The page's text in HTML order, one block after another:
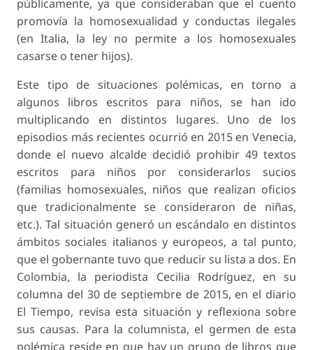
públicamente, ya que consideraban que el cuento
promovía la homosexualidad y conductas ilegales
(en Italia, la ley no permite a los homosexuales
casarse o tener hijos).
Este tipo de situaciones polémicas, en torno a
algunos libros escritos para niños, se han ido
multiplicando en distintos lugares. Uno de los
episodios más recientes ocurrió en 2015 en Venecia,
donde el nuevo alcalde decidió prohibir 49 textos
escritos para niños por considerarlos sucios
(familias homosexuales, niños que realizan oficios
que tradicionalmente se consideraron de niñas,
etc.). Tal situación generó un escándalo en distintos
ámbitos sociales italianos y europeos, a tal punto,
que el gobernante tuvo que reducir su lista a dos. En
Colombia, la periodista Cecilia Rodríguez, en su
columna del 30 de septiembre de 2015, en el diario
El Tiempo, revisa esta situación y reflexiona sobre
sus causas. Para la columnista, el germen de esta
polémica reside en que hay un grupo de libros que